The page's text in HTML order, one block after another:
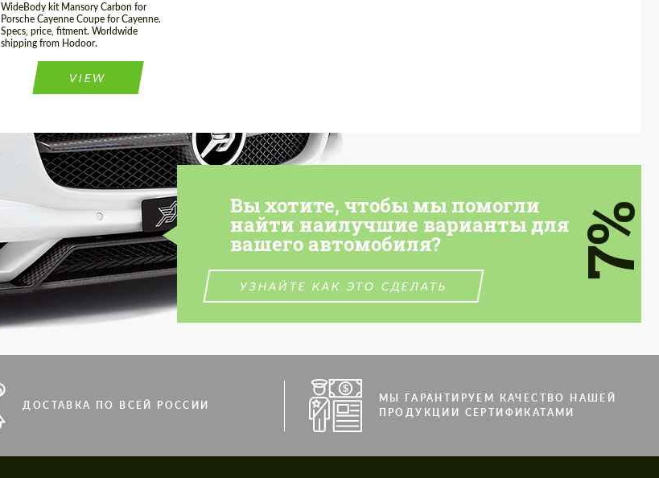
WideBody kit Mansory Carbon for
Porsche Cayenne Coupe for Cayenne.
Specs, price, fitment. Worldwide
shipping from Hodoor.
VIEW
Вы хотите, чтобы мы помогли
найти наилучшие варианты для
вашего автомобиля?
УЗНАЙТЕ КАК ЭТО СДЕЛАТЬ
7%
ДОСТАВКА ПО ВСЕЙ РОССИИ
МЫ ГАРАНТИРУЕМ КАЧЕСТВО НАШЕЙ
ПРОДУКЦИИ СЕРТИФИКАТАМИ